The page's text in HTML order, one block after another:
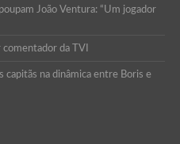
João Ventura: “Um jogador
comentador da TVI
capitãs na dinâmica entre Boris e